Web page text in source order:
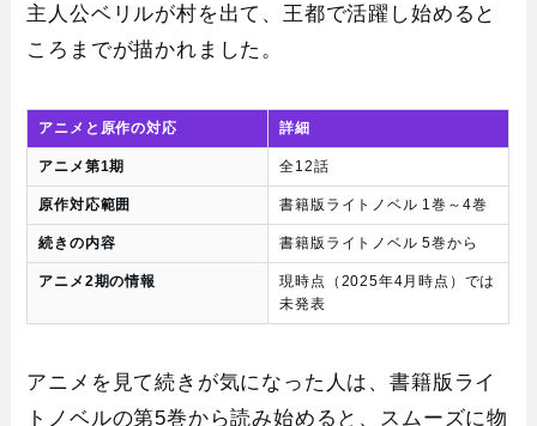
主人公ベリルが村を出て、王都で活躍し始めると
ころまでが描かれました。
アニメと原作の対応 詳細
アニメ第1期 全12話
原作対応範囲 書籍版ライトノベル 1巻～4巻
続きの内容 書籍版ライトノベル 5巻から
アニメ2期の情報
現時点（2025年4月時点）では
未発表
アニメを見て続きが気になった人は、書籍版ライ
トノベルの第5巻から読み始めると、スムーズに物